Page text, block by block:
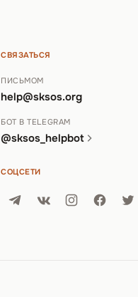
СВЯЗАТЬСЯ
ПИСЬМОМ
help@sksos.org
БОТ В TELEGRAM
@sksos_helpbot
СОЦСЕТИ